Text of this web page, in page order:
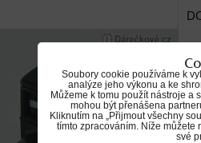
Soubory cookie používáme k
analýze jeho výkonu a ke
Můžeme k tomu použít nástroje a
mohou být přenášena
Kliknutím na „Přijmout všechny
tímto zpracováním. Níže
své